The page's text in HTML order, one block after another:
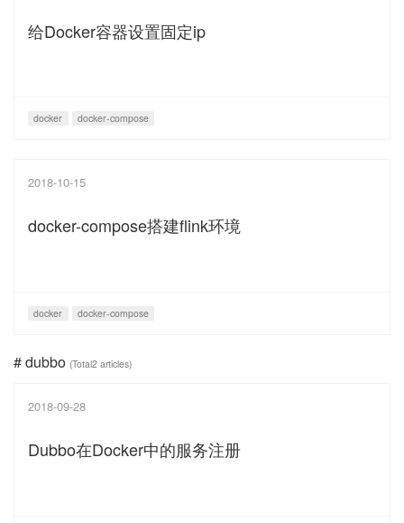
给Docker容器设置固定ip
docker docker-compose
2018-10-15
docker-compose搭建flink环境
docker docker-compose
# dubbo (Total2 articles)
2018-09-28
Dubbo在Docker中的服务注册